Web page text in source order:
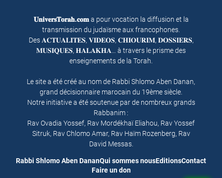
𝐔𝐧𝐢𝐯𝐞𝐫𝐬𝐓𝐨𝐫𝐚𝐡.𝐜𝐨𝐦a pour vocation la diffusion et la
transmission du judaïsme aux francophones.
Des 𝐀𝐂𝐓𝐔𝐀𝐋𝐈𝐓𝐄𝐒, 𝐕𝐈𝐃𝐄𝐎𝐒, 𝐂𝐇𝐈𝐎𝐔𝐑𝐈𝐌, 𝐃𝐎𝐒𝐒𝐈𝐄𝐑𝐒,
𝐌𝐔𝐒𝐈𝐐𝐔𝐄𝐒, 𝐇𝐀𝐋𝐀𝐊𝐇𝐀… à travers le prisme des
enseignements de la Torah.
Le site a été créé au nom de Rabbi Shlomo Aben Danan,
grand décisionnaire marocain du 19ème siècle.
Notre initiative a été soutenue par de nombreux grands
Rabbanim :
Rav Ovadia Yossef, Rav Mordékhaï Eliahou, Rav Yossef
Sitruk, Rav Chlomo Amar, Rav Haïm Rozenberg, Rav
David Messas.
Rabbi Shlomo Aben DananQui sommes nousEditionsContact
Faire un don